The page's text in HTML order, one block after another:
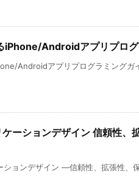
Androidアプリプログ
Androidアプリプログラミングガ
ーションデザイン 信頼性、
ションデザイン ―信頼性、拡張性、